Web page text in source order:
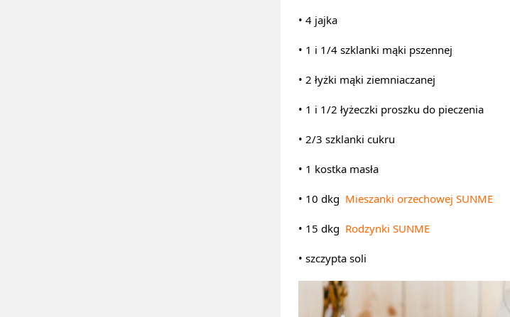
• 4 jajka
• 1 i 1/4 szklanki mąki pszennej
• 2 łyżki mąki ziemniaczanej
• 1 i 1/2 łyżeczki proszku do pieczenia
• 2/3 szklanki cukru
• 1 kostka masła
• 10 dkg Mieszanki orzechowej SUNME
• 15 dkg Rodzynki SUNME
• szczypta soli